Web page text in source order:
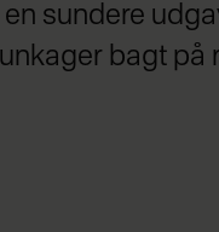
sundere
bagt på